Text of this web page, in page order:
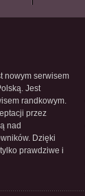
nowym serwisem
Jest
randkowym.
przez
nad
Dzięki
prawdziwe i